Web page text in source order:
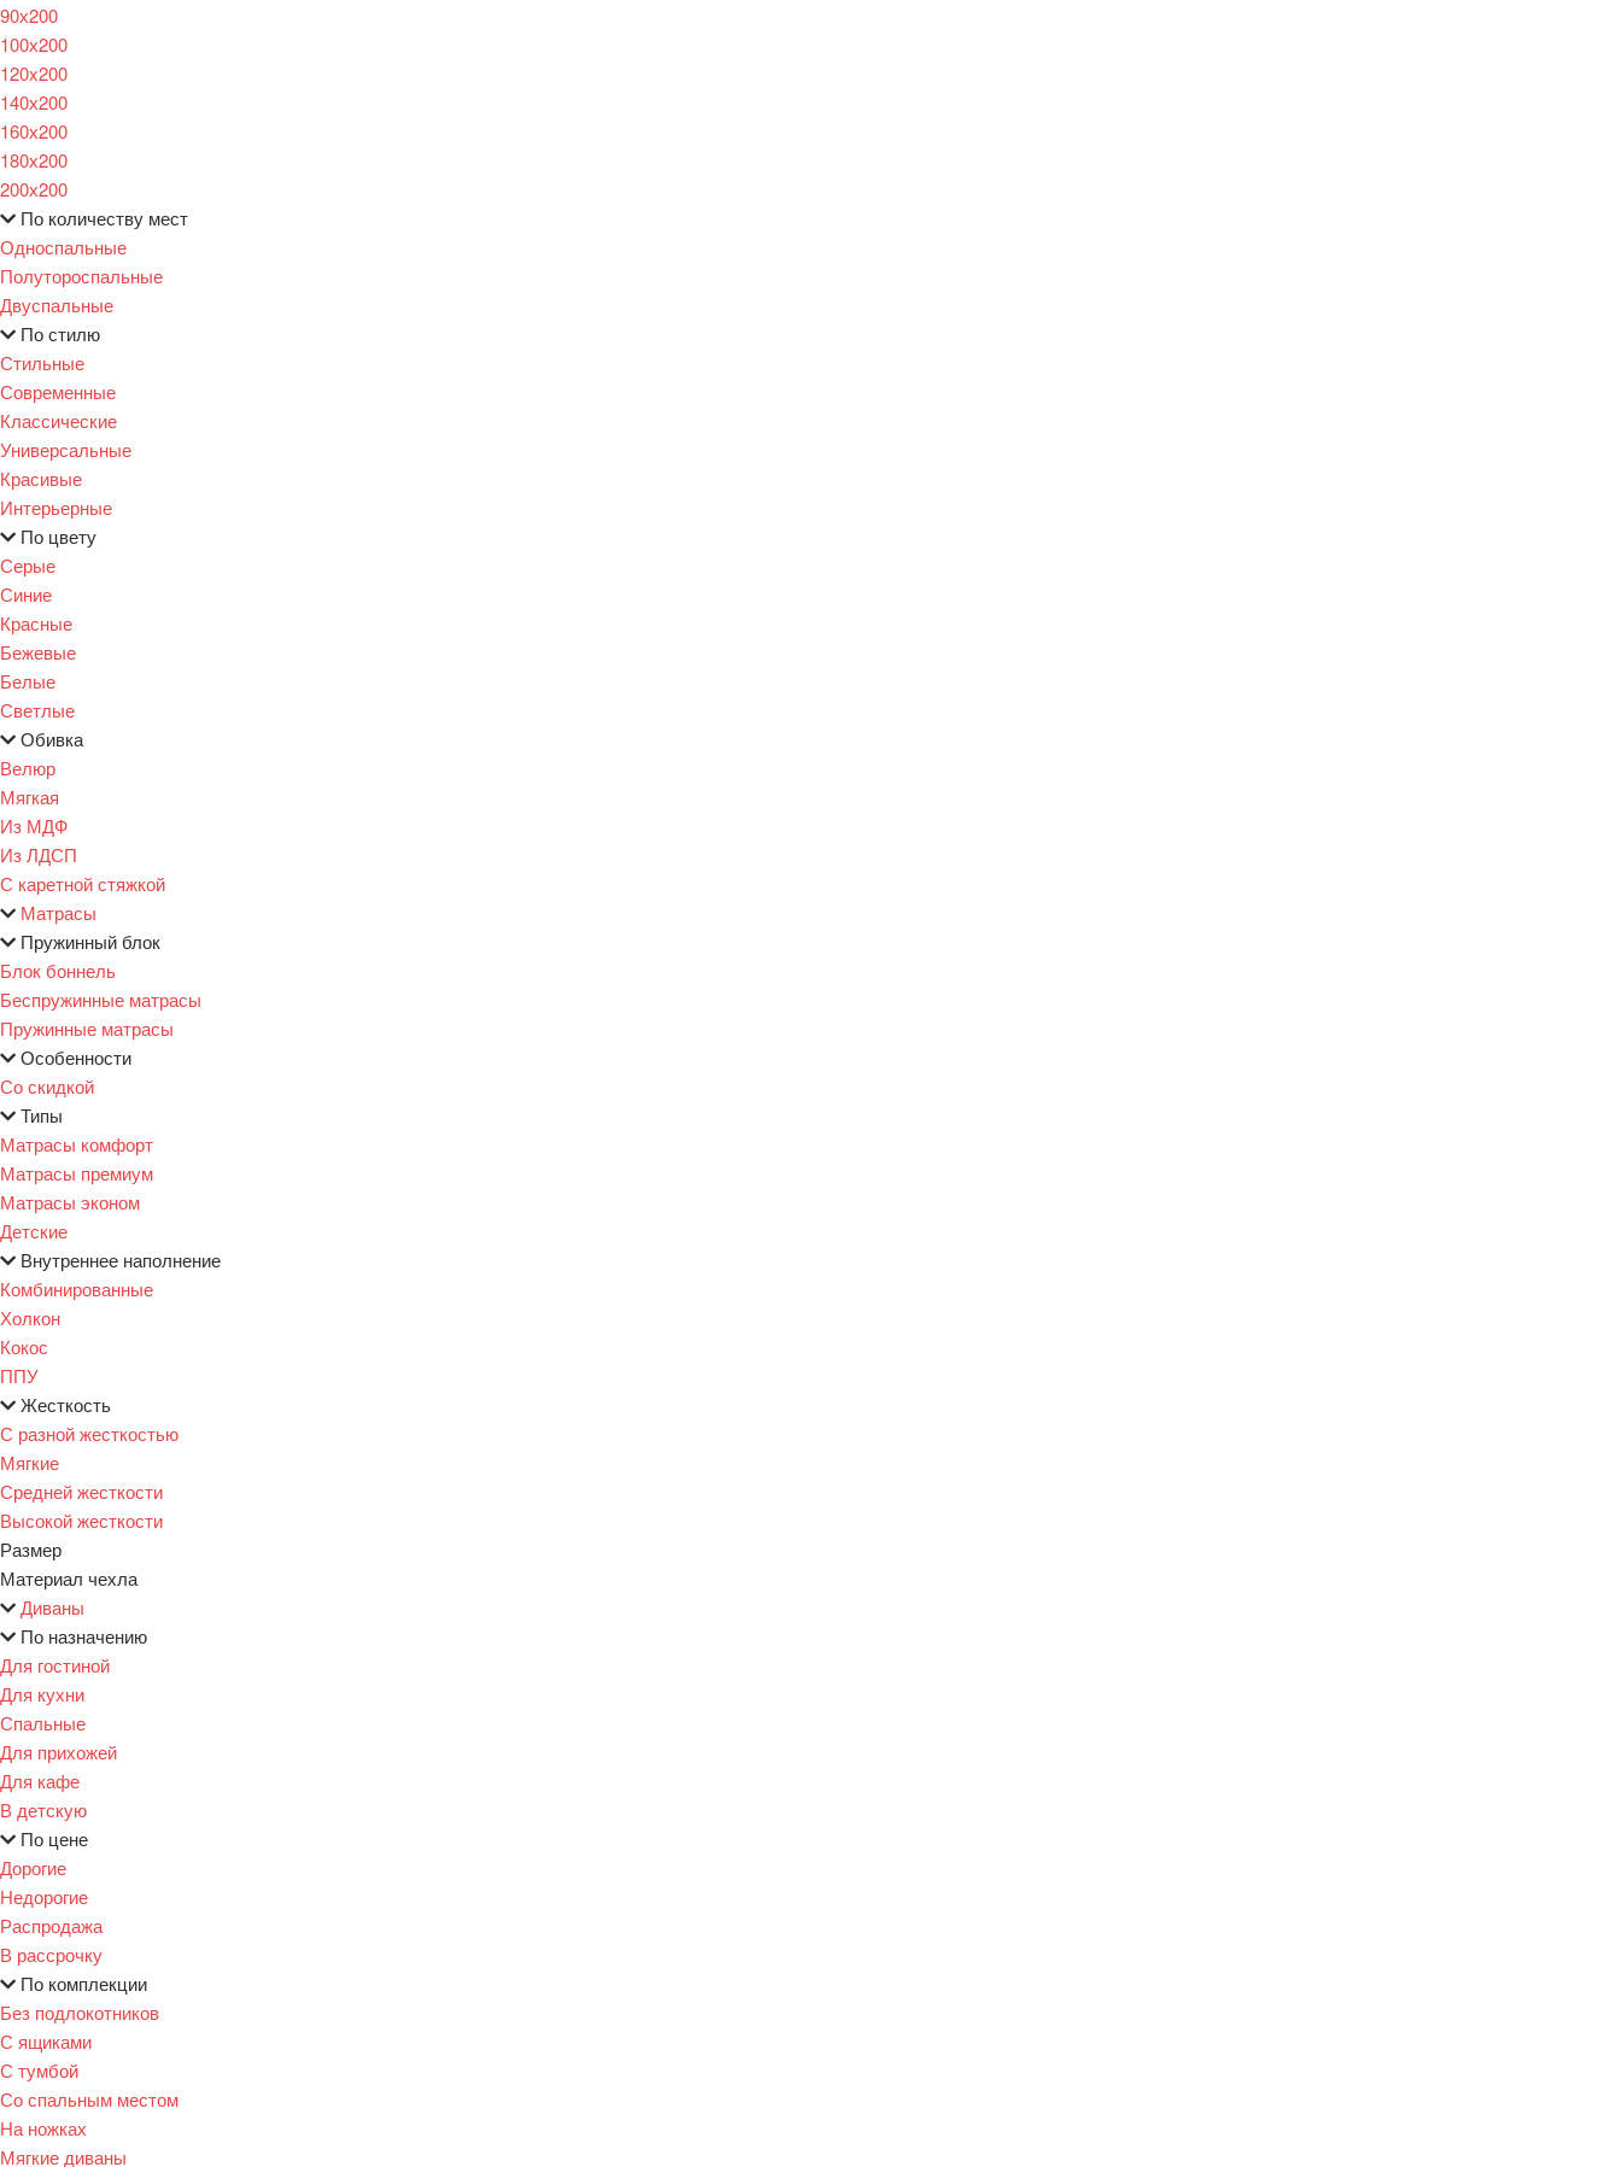
90х200
100х200
120x200
140х200
160х200
180х200
200х200
По количеству мест
Односпальные
Полутороспальные
Двуспальные
По стилю
Стильные
Современные
Классические
Универсальные
Красивые
Интерьерные
По цвету
Серые
Синие
Красные
Бежевые
Белые
Светлые
Обивка
Велюр
Мягкая
Из МДФ
Из ЛДСП
С каретной стяжкой
Матрасы
Пружинный блок
Блок боннель
Беспружинные матрасы
Пружинные матрасы
Особенности
Со скидкой
Типы
Матрасы комфорт
Матрасы премиум
Матрасы эконом
Детские
Внутреннее наполнение
Комбинированные
Холкон
Кокос
ППУ
Жесткость
С разной жесткостью
Мягкие
Средней жесткости
Высокой жесткости
Размер
Материал чехла
Диваны
По назначению
Для гостиной
Для кухни
Спальные
Для прихожей
Для кафе
В детскую
По цене
Дорогие
Недорогие
Распродажа
В рассрочку
По комплекции
Без подлокотников
С ящиками
С тумбой
Со спальным местом
На ножках
Мягкие диваны